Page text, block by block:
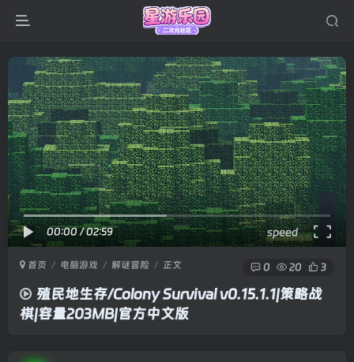
00:00/02:59 speed
首页 电脑游戏 解谜冒险 正文 0 20 3
殖民地生存/Colony Survival v0.15.1.1|策略战
棋|容量203MB|官方中文版